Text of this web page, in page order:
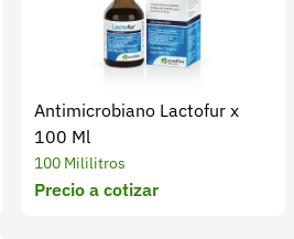
Antimicrobiano Lactofur x
100 Ml
100 Mililitros
Precio a cotizar